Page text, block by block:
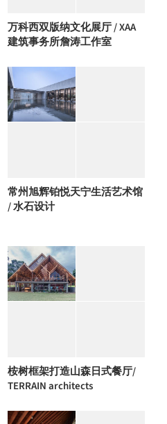
万科西双版纳文化展厅 / XAA
建筑事务所詹涛工作室
常州旭辉铂悦天宁生活艺术馆
/ 水石设计
桉树框架打造山森日式餐厅/
TERRAIN architects